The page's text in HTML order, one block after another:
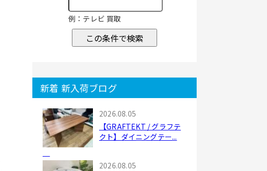
例：テレビ 買取
この条件で検索
新着 新入荷ブログ
2026.08.05
【GRAFTEKT / グラフテ
クト】ダイニングテー...
2026.08.05